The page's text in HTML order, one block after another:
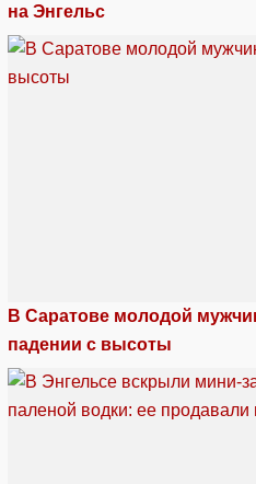
на Энгельс
В Саратове молодой
падении с высоты